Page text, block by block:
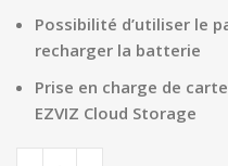
Possibilité d’utiliser le
recharger la batterie
Prise en charge de
EZVIZ Cloud Storage